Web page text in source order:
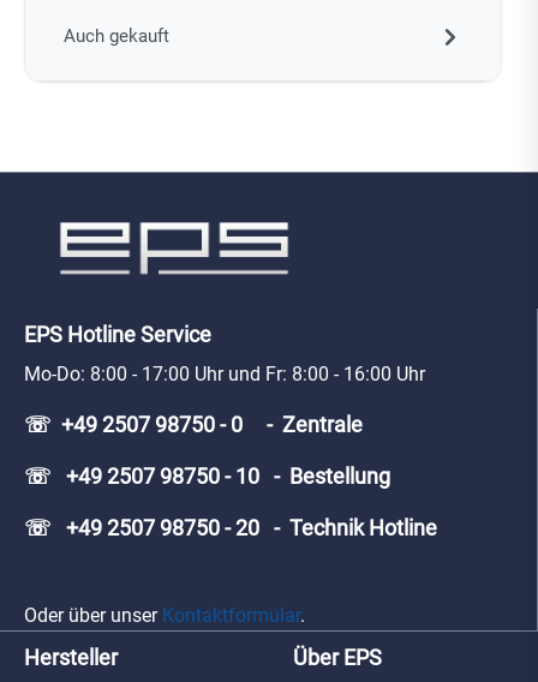
Auch gekauft
EPS Hotline Service
Mo-Do: 8:00 - 17:00 Uhr und Fr: 8:00 - 16:00 Uhr
☏ +49 2507 98750 - 0 - Zentrale
☏ +49 2507 98750 - 10 - Bestellung
☏ +49 2507 98750 - 20 - Technik Hotline
Oder über unser Kontaktformular.
Hersteller Über EPS